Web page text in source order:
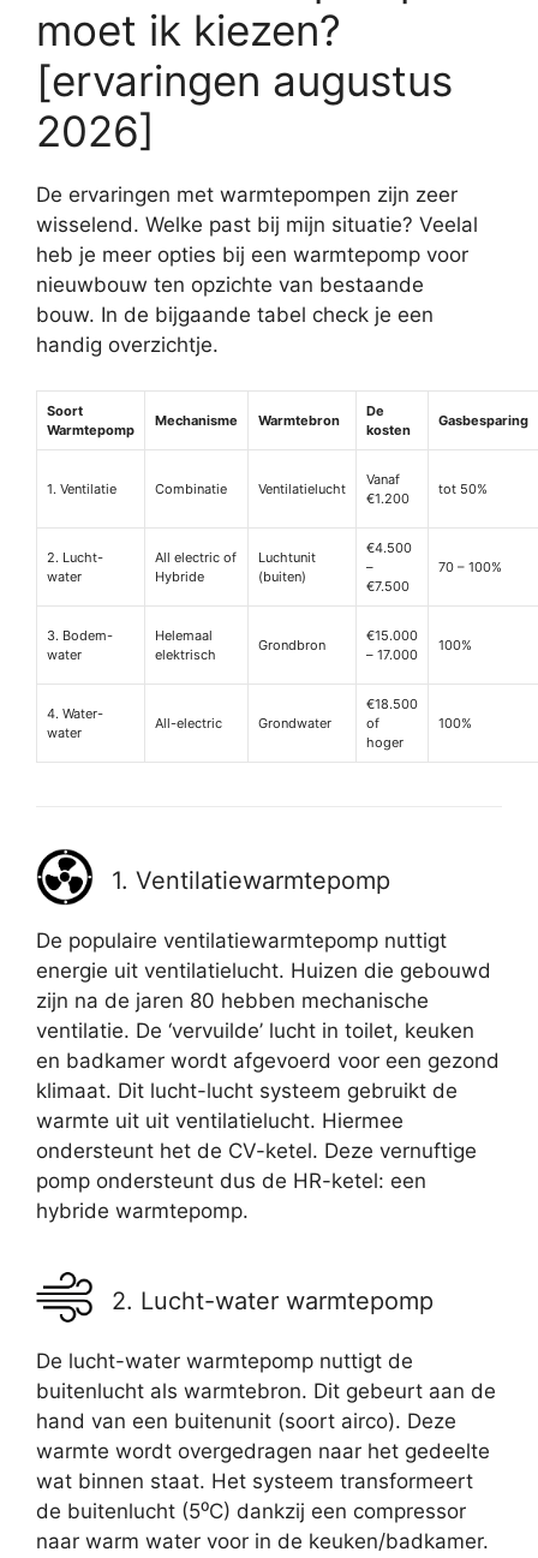
moet ik kiezen?
[ervaringen augustus
2026]
De ervaringen met warmtepompen zijn zeer
wisselend. Welke past bij mijn situatie? Veelal
heb je meer opties bij een warmtepomp voor
nieuwbouw ten opzichte van bestaande
bouw. In de bijgaande tabel check je een
handig overzichtje.
Soort
Warmtepomp
Mechanisme Warmtebron
De
kosten
Gasbesparing
1. Ventilatie Combinatie Ventilatielucht
Vanaf
€1.200
tot 50%
2. Lucht-
water
All electric of
Hybride
Luchtunit
(buiten)
€4.500
–
€7.500
70 – 100%
3. Bodem-
water
Helemaal
elektrisch
Grondbron
€15.000
– 17.000
100%
4. Water-
water
All-electric Grondwater
€18.500
of
hoger
100%
1. Ventilatiewarmtepomp
De populaire ventilatiewarmtepomp nuttigt
energie uit ventilatielucht. Huizen die gebouwd
zijn na de jaren 80 hebben mechanische
ventilatie. De ‘vervuilde’ lucht in toilet, keuken
en badkamer wordt afgevoerd voor een gezond
klimaat. Dit lucht-lucht systeem gebruikt de
warmte uit uit ventilatielucht. Hiermee
ondersteunt het de CV-ketel. Deze vernuftige
pomp ondersteunt dus de HR-ketel: een
hybride warmtepomp.
2. Lucht-water warmtepomp
De lucht-water warmtepomp nuttigt de
buitenlucht als warmtebron. Dit gebeurt aan de
hand van een buitenunit (soort airco). Deze
warmte wordt overgedragen naar het gedeelte
wat binnen staat. Het systeem transformeert
de buitenlucht (5⁰C) dankzij een compressor
naar warm water voor in de keuken/badkamer.